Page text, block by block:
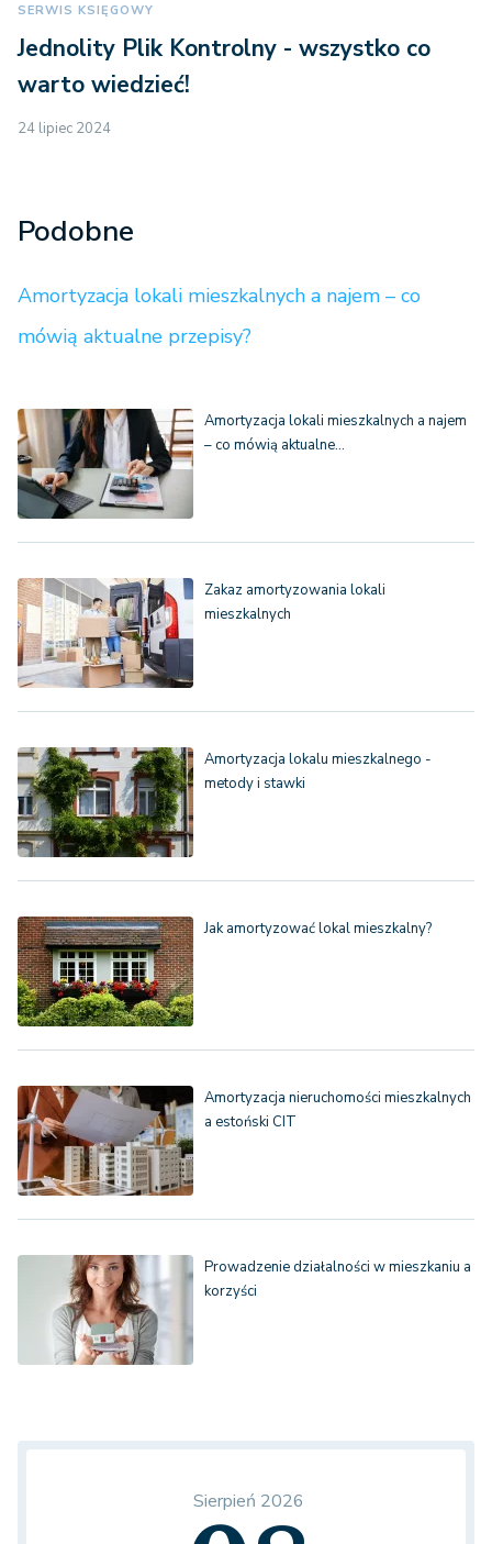
SERWIS KSIĘGOWY
Jednolity Plik Kontrolny - wszystko co
warto wiedzieć!
24 lipiec 2024
Podobne
Amortyzacja lokali mieszkalnych a najem – co
mówią aktualne przepisy?
Amortyzacja lokali mieszkalnych a najem
– co mówią aktualne…
Zakaz amortyzowania lokali
mieszkalnych
Amortyzacja lokalu mieszkalnego -
metody i stawki
Jak amortyzować lokal mieszkalny?
Amortyzacja nieruchomości mieszkalnych
a estoński CIT
Prowadzenie działalności w mieszkaniu a
korzyści
Sierpień 2026